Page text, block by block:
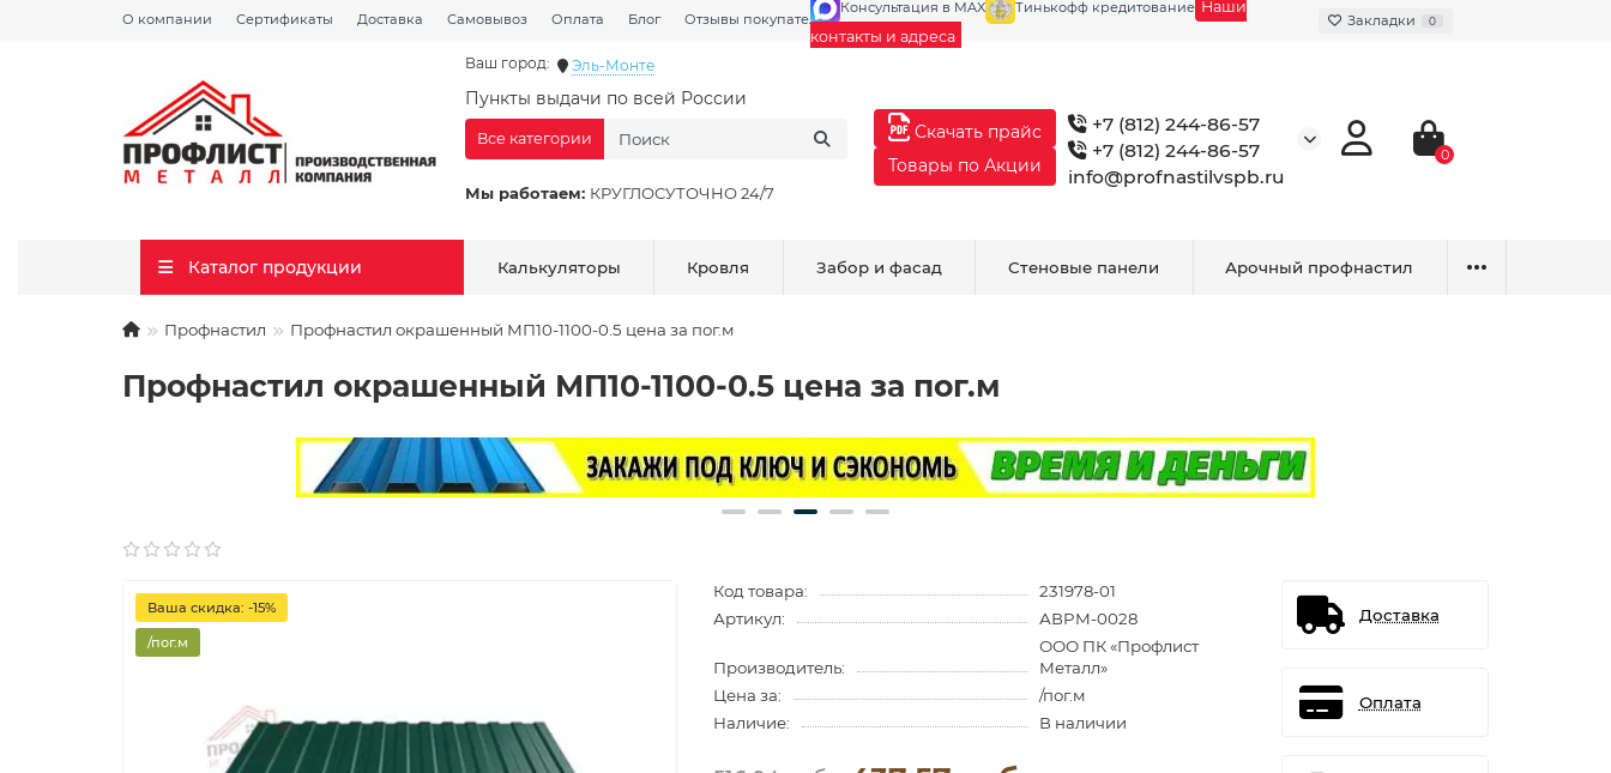
О компании Сертификаты Доставка Самовывоз Оплата Блог Отзывы покупателей Галерея
Консультация в MAX Тинькофф кредитование Наши
контакты и адреса
Закладки 0
Ваш город: Эль-Монте
Пункты выдачи по всей России
Мы работаем: КРУГЛОСУТОЧНО 24/7
Все категории
Скачать прайс
Товары по Акции
+7 (812) 244-86-57
+7 (812) 244-86-57
info@profnastilvspb.ru
0
Каталог продукции Калькуляторы Кровля Забор и фасад Стеновые панели Арочный профнастил
Профнастил Профнастил окрашенный МП10-1100-0.5 цена за пог.м
Профнастил окрашенный МП10-1100-0.5 цена за пог.м
Ваша скидка: -15%
/пог.м
Код товара:
231978-01
Артикул:
АВPM-0028
Производитель:
ООО ПК «Профлист
Металл»
Цена за:
/пог.м
Наличие:
В наличии
Доставка
Оплата